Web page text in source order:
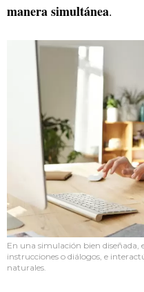
manera simultánea.
En una simulación bien diseñada,
instrucciones o diálogos, e
naturales.